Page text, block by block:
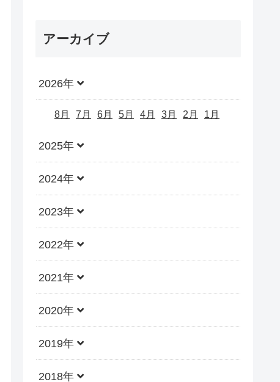
アーカイブ
2026年
8月 7月 6月 5月 4月 3月 2月 1月
2025年
2024年
2023年
2022年
2021年
2020年
2019年
2018年